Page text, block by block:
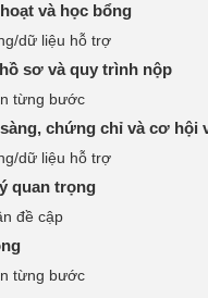
và học bổng
dữ liệu hỗ trợ
sơ và quy trình nộp
từng bước
chứng chỉ và cơ hội
dữ liệu hỗ trợ
quan trọng
đề cập
từng bước